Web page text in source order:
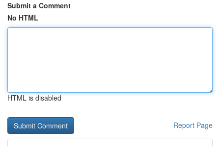
Submit a Comment
No HTML
HTML is disabled
Report Page